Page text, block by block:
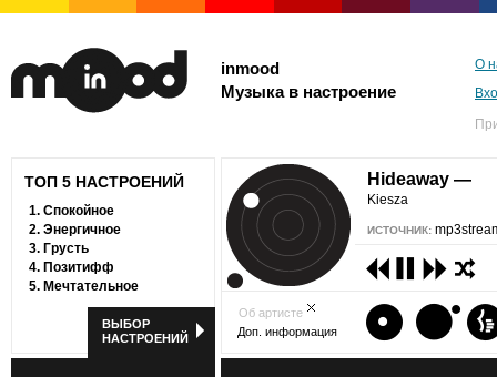
inmood
Музыка в настроение
О
ТОП 5 НАСТРОЕНИЙ
1. Спокойное
2. Энергичное
3. Грусть
4. Позитифф
5. Мечтательное
ВЫБОР
НАСТРОЕНИЙ
Hideaway —
Kiesza
ИСТОЧНИК:
Об артисте
Доп. информация